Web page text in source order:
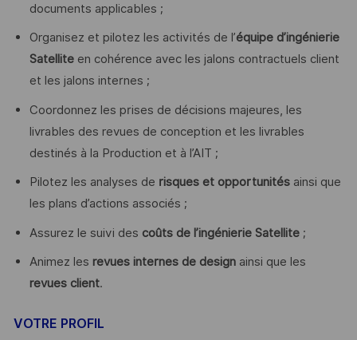
documents applicables ;
Organisez et pilotez les activités de l’équipe d’ingénierie
Satelliteen cohérence avec les jalons contractuels client
et les jalons internes ;
Coordonnez les prises de décisions majeures, les
livrables des revues de conception et les livrables
destinés à la Production et à l’AIT ;
Pilotez les analyses de risques et opportunitésainsi que
les plans d’actions associés ;
Assurez le suivi des coûts de l’ingénierie Satellite;
Animez les revues internes de designainsi que les
revues client.
VOTRE PROFIL